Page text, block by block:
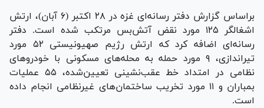
براساس گزارش دفتر رسانه‌ای غزه در ۲۸ اکتبر (۶ آبان)، ارتش
اشغالگر ۱۲۵ مورد نقض آتش‌بس مرتکب شده است. دفتر
رسانه‌ای اضافه کرد که ارتش رژیم صهیونیستی ۵۲ مورد
تیراندازی، ۹ مورد حمله به محله‌های مسکونی با خودرو‌های
نظامی در امتداد خط عقب‌نشینی تعیین‌شده، ۵۵ عملیات
بمباران و ۱۱ مورد تخریب ساختمان‌های غیرنظامی انجام داده
است.